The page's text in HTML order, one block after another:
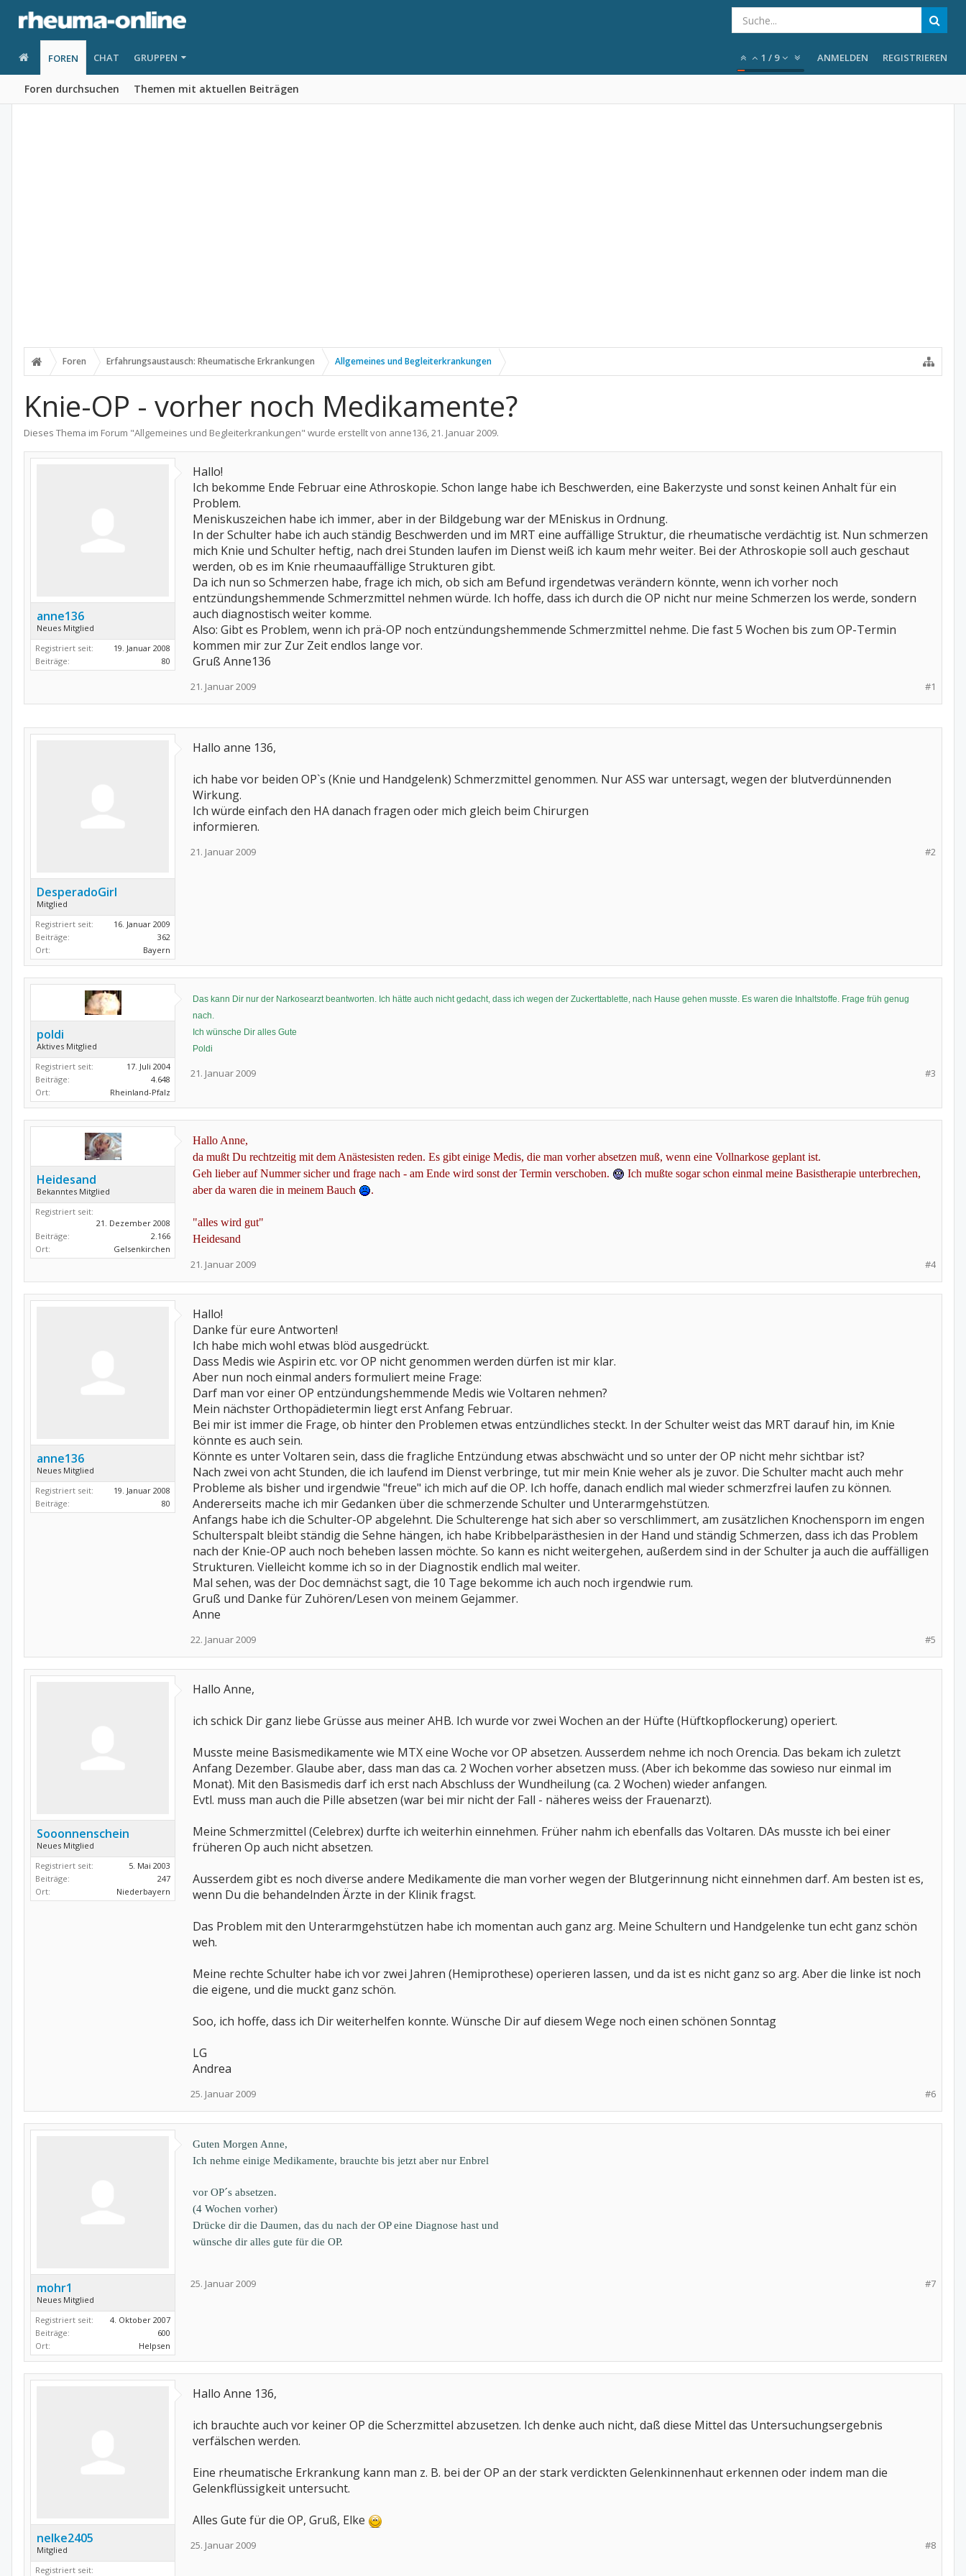
FOREN
Foren durchsuchen Themen mit aktuellen Beiträgen
CHAT GRUPPEN 1 / 9 ANMELDEN REGISTRIEREN
Foren Erfahrungsaustausch: Rheumatische Erkrankungen Allgemeines und Begleiterkrankungen
Knie-OP - vorher noch Medikamente?
Dieses Thema im Forum "Allgemeines und Begleiterkrankungen" wurde erstellt von anne136,21. Januar 2009.
anne136
Neues Mitglied
Registriert seit:
19. Januar 2008
Beiträge:
80
Hallo!
Ich bekomme Ende Februar eine Athroskopie. Schon lange habe ich Beschwerden, eine Bakerzyste und sonst keinen Anhalt für ein
Problem.
Meniskuszeichen habe ich immer, aber in der Bildgebung war der MEniskus in Ordnung.
In der Schulter habe ich auch ständig Beschwerden und im MRT eine auffällige Struktur, die rheumatische verdächtig ist. Nun schmerzen
mich Knie und Schulter heftig, nach drei Stunden laufen im Dienst weiß ich kaum mehr weiter. Bei der Athroskopie soll auch geschaut
werden, ob es im Knie rheumaauffällige Strukturen gibt.
Da ich nun so Schmerzen habe, frage ich mich, ob sich am Befund irgendetwas verändern könnte, wenn ich vorher noch
entzündungshemmende Schmerzmittel nehmen würde. Ich hoffe, dass ich durch die OP nicht nur meine Schmerzen los werde, sondern
auch diagnostisch weiter komme.
Also: Gibt es Problem, wenn ich prä-OP noch entzündungshemmende Schmerzmittel nehme. Die fast 5 Wochen bis zum OP-Termin
kommen mir zur Zur Zeit endlos lange vor.
Gruß Anne136
#1
21. Januar 2009
DesperadoGirl
Mitglied
Registriert seit:
16. Januar 2009
Beiträge:
362
Ort:
Bayern
Hallo anne 136,
ich habe vor beiden OP`s (Knie und Handgelenk) Schmerzmittel genommen. Nur ASS war untersagt, wegen der blutverdünnenden
Wirkung.
Ich würde einfach den HA danach fragen oder mich gleich beim Chirurgen
informieren.
#2
21. Januar 2009
poldi
Aktives Mitglied
Registriert seit:
17. Juli 2004
Beiträge:
4.648
Ort:
Rheinland-Pfalz
Das kann Dir nur der Narkosearzt beantworten. Ich hätte auch nicht gedacht, dass ich wegen der Zuckerttablette, nach Hause gehen musste. Es waren die Inhaltstoffe. Frage früh genug
nach.
Ich wünsche Dir alles Gute
Poldi
#3
21. Januar 2009
Heidesand
Bekanntes Mitglied
Registriert seit:
21. Dezember 2008
Beiträge:
2.166
Ort:
Gelsenkirchen
Hallo Anne,
da mußt Du rechtzeitig mit dem Anästesisten reden. Es gibt einige Medis, die man vorher absetzen muß, wenn eine Vollnarkose geplant ist.
Geh lieber auf Nummer sicher und frage nach - am Ende wird sonst der Termin verschoben.
Ich mußte sogar schon einmal meine Basistherapie unterbrechen,
aber da waren die in meinem Bauch
.
"alles wird gut"
Heidesand
#4
21. Januar 2009
anne136
Neues Mitglied
Registriert seit:
19. Januar 2008
Beiträge:
80
Hallo!
Danke für eure Antworten!
Ich habe mich wohl etwas blöd ausgedrückt.
Dass Medis wie Aspirin etc. vor OP nicht genommen werden dürfen ist mir klar.
Aber nun noch einmal anders formuliert meine Frage:
Darf man vor einer OP entzündungshemmende Medis wie Voltaren nehmen?
Mein nächster Orthopädietermin liegt erst Anfang Februar.
Bei mir ist immer die Frage, ob hinter den Problemen etwas entzündliches steckt. In der Schulter weist das MRT darauf hin, im Knie
könnte es auch sein.
Könnte es unter Voltaren sein, dass die fragliche Entzündung etwas abschwächt und so unter der OP nicht mehr sichtbar ist?
Nach zwei von acht Stunden, die ich laufend im Dienst verbringe, tut mir mein Knie weher als je zuvor. Die Schulter macht auch mehr
Probleme als bisher und irgendwie "freue" ich mich auf die OP. Ich hoffe, danach endlich mal wieder schmerzfrei laufen zu können.
Andererseits mache ich mir Gedanken über die schmerzende Schulter und Unterarmgehstützen.
Anfangs habe ich die Schulter-OP abgelehnt. Die Schulterenge hat sich aber so verschlimmert, am zusätzlichen Knochensporn im engen
Schulterspalt bleibt ständig die Sehne hängen, ich habe Kribbelparästhesien in der Hand und ständig Schmerzen, dass ich das Problem
nach der Knie-OP auch noch beheben lassen möchte. So kann es nicht weitergehen, außerdem sind in der Schulter ja auch die auffälligen
Strukturen. Vielleicht komme ich so in der Diagnostik endlich mal weiter.
Mal sehen, was der Doc demnächst sagt, die 10 Tage bekomme ich auch noch irgendwie rum.
Gruß und Danke für Zuhören/Lesen von meinem Gejammer.
Anne
#5
22. Januar 2009
Sooonnenschein
Neues Mitglied
Registriert seit:
5. Mai 2003
Beiträge:
247
Ort:
Niederbayern
Hallo Anne,
ich schick Dir ganz liebe Grüsse aus meiner AHB. Ich wurde vor zwei Wochen an der Hüfte (Hüftkopflockerung) operiert.
Musste meine Basismedikamente wie MTX eine Woche vor OP absetzen. Ausserdem nehme ich noch Orencia. Das bekam ich zuletzt
Anfang Dezember. Glaube aber, dass man das ca. 2 Wochen vorher absetzen muss. (Aber ich bekomme das sowieso nur einmal im
Monat). Mit den Basismedis darf ich erst nach Abschluss der Wundheilung (ca. 2 Wochen) wieder anfangen.
Evtl. muss man auch die Pille absetzen (war bei mir nicht der Fall - näheres weiss der Frauenarzt).
Meine Schmerzmittel (Celebrex) durfte ich weiterhin einnehmen. Früher nahm ich ebenfalls das Voltaren. DAs musste ich bei einer
früheren Op auch nicht absetzen.
Ausserdem gibt es noch diverse andere Medikamente die man vorher wegen der Blutgerinnung nicht einnehmen darf. Am besten ist es,
wenn Du die behandelnden Ärzte in der Klinik fragst.
Das Problem mit den Unterarmgehstützen habe ich momentan auch ganz arg. Meine Schultern und Handgelenke tun echt ganz schön
weh.
Meine rechte Schulter habe ich vor zwei Jahren (Hemiprothese) operieren lassen, und da ist es nicht ganz so arg. Aber die linke ist noch
die eigene, und die muckt ganz schön.
Soo, ich hoffe, dass ich Dir weiterhelfen konnte. Wünsche Dir auf diesem Wege noch einen schönen Sonntag
LG
Andrea
#6
25. Januar 2009
mohr1
Neues Mitglied
Registriert seit:
4. Oktober 2007
Beiträge:
600
Ort:
Helpsen
Guten Morgen Anne,
Ich nehme einige Medikamente, brauchte bis jetzt aber nur Enbrel
vor OP´s absetzen.
(4 Wochen vorher)
Drücke dir die Daumen, das du nach der OP eine Diagnose hast und
wünsche dir alles gute für die OP.
#7
25. Januar 2009
nelke2405
Mitglied
Registriert seit:
Hallo Anne 136,
ich brauchte auch vor keiner OP die Scherzmittel abzusetzen. Ich denke auch nicht, daß diese Mittel das Untersuchungsergebnis
verfälschen werden.
Eine rheumatische Erkrankung kann man z. B. bei der OP an der stark verdickten Gelenkinnenhaut erkennen oder indem man die
Gelenkflüssigkeit untersucht.
Alles Gute für die OP, Gruß, Elke
#8
25. Januar 2009